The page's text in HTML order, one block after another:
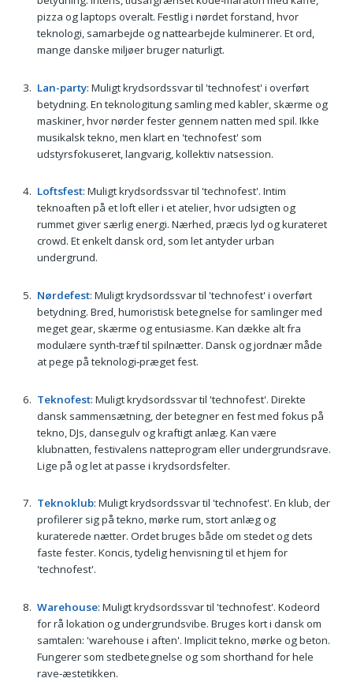
pizza og laptops overalt. Festlig i nørdet forstand, hvor
teknologi, samarbejde og nattearbejde kulminerer. Et ord,
mange danske miljøer bruger naturligt.
Lan-party: Muligt krydsordssvar til 'technofest' i overført
betydning. En teknologitung samling med kabler, skærme og
maskiner, hvor nørder fester gennem natten med spil. Ikke
musikalsk tekno, men klart en 'technofest' som
udstyrsfokuseret, langvarig, kollektiv natsession.
Loftsfest: Muligt krydsordssvar til 'technofest'. Intim
teknoaften på et loft eller i et atelier, hvor udsigten og
rummet giver særlig energi. Nærhed, præcis lyd og kurateret
crowd. Et enkelt dansk ord, som let antyder urban
undergrund.
Nørdefest: Muligt krydsordssvar til 'technofest' i overført
betydning. Bred, humoristisk betegnelse for samlinger med
meget gear, skærme og entusiasme. Kan dække alt fra
modulære synth‑træf til spilnætter. Dansk og jordnær måde
at pege på teknologi‑præget fest.
Teknofest: Muligt krydsordssvar til 'technofest'. Direkte
dansk sammensætning, der betegner en fest med fokus på
tekno, DJs, dansegulv og kraftigt anlæg. Kan være
klubnatten, festivalens natteprogram eller undergrundsrave.
Lige på og let at passe i krydsordsfelter.
Teknoklub: Muligt krydsordssvar til 'technofest'. En klub, der
profilerer sig på tekno, mørke rum, stort anlæg og
kuraterede nætter. Ordet bruges både om stedet og dets
faste fester. Koncis, tydelig henvisning til et hjem for
'technofest'.
Warehouse: Muligt krydsordssvar til 'technofest'. Kodeord
for rå lokation og undergrundsvibe. Bruges kort i dansk om
samtalen: 'warehouse i aften'. Implicit tekno, mørke og beton.
Fungerer som stedbetegnelse og som shorthand for hele
rave‑æstetikken.